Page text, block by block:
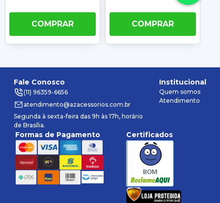
COMPRAR COMPRAR
Fale Conosco
(11) 96359-6656
atendimento@azacessorios.com.br
Segunda à sexta-feira das 9h às 17h, horário
de Brasília.
Institucional
Quem somos
Atendimento
Formas de Pagamento Certificados
BOM